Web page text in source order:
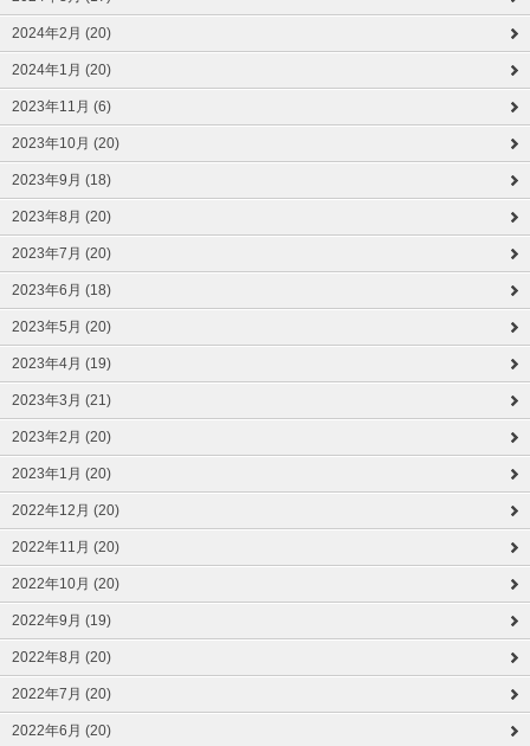
2024年2月 (20)
2024年1月 (20)
2023年11月 (6)
2023年10月 (20)
2023年9月 (18)
2023年8月 (20)
2023年7月 (20)
2023年6月 (18)
2023年5月 (20)
2023年4月 (19)
2023年3月 (21)
2023年2月 (20)
2023年1月 (20)
2022年12月 (20)
2022年11月 (20)
2022年10月 (20)
2022年9月 (19)
2022年8月 (20)
2022年7月 (20)
2022年6月 (20)